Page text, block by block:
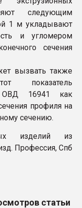
бутылок
ПЕРЕЙТИ НА
следующим
1 м укладывают
и угломером
сечения
вызвать также
показатель
ОВД 16941 как
профиля на
сечению.
изделий из
Профессия, Спб
статьи